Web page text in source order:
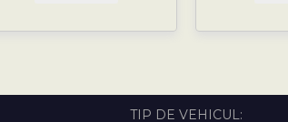
TIP DE VEHICUL: